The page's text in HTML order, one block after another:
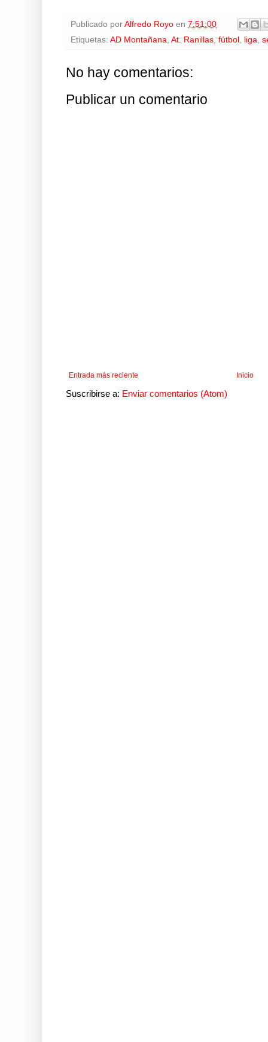
Publicado por Alfredo Royo en 7:51:00
Etiquetas: AD Montañana, At. Ranillas, fútbol , liga,
No hay comentarios:
Publicar un comentario
Entrada más reciente Inicio
Suscribirse a: Enviar comentarios (Atom)